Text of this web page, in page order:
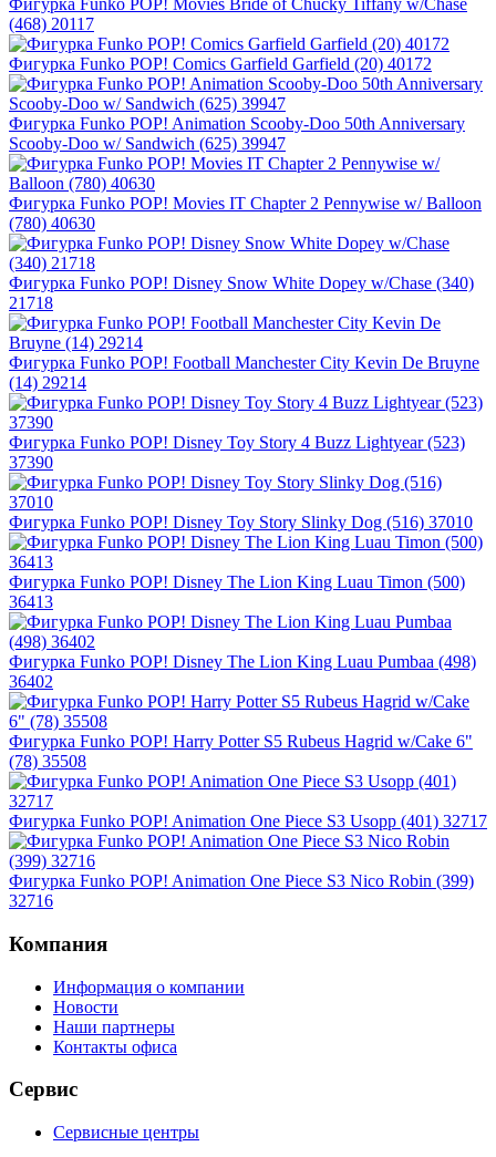
Фигурка Funko POP! Movies Bride of Chucky Tiffany w/Chase
(468) 20117
Фигурка Funko POP! Comics Garfield Garfield (20) 40172
Фигурка Funko POP! Animation Scooby-Doo 50th Anniversary
Scooby-Doo w/ Sandwich (625) 39947
Фигурка Funko POP! Movies IT Chapter 2 Pennywise w/ Balloon
(780) 40630
Фигурка Funko POP! Disney Snow White Dopey w/Сhase (340)
21718
Фигурка Funko POP! Football Manchester City Kevin De Bruyne
(14) 29214
Фигурка Funko POP! Disney Toy Story 4 Buzz Lightyear (523)
37390
Фигурка Funko POP! Disney Toy Story Slinky Dog (516) 37010
Фигурка Funko POP! Disney The Lion King Luau Timon (500)
36413
Фигурка Funko POP! Disney The Lion King Luau Pumbaa (498)
36402
Фигурка Funko POP! Harry Potter S5 Rubeus Hagrid w/Cake 6"
(78) 35508
Фигурка Funko POP! Animation One Piece S3 Usopp (401) 32717
Фигурка Funko POP! Animation One Piece S3 Nico Robin (399)
32716
Компания
Информация о компании
Новости
Наши партнеры
Контакты офиса
Сервис
Сервисные центры